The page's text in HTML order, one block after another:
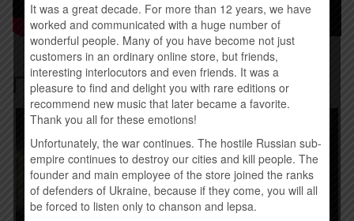
Похожие товары
Товар закінчився! Товар закінчився!
It was a great decade. For more than 12 years, we have
worked and communicated with a huge number of
wonderful people. Many of you have become not just
customers in an ordinary online store, but friends,
interesting interlocutors and even friends. It was a
pleasure to find and delight you with rare editions or
recommend new music that later became a favorite.
Thank you all for these emotions!
Unfortunately, the war continues. The hostile Russian sub-
empire continues to destroy our cities and kill people. The
founder and main employee of the store joined the ranks
of defenders of Ukraine, because if they come, you will all
be forced to listen only to chanson and lepsa.